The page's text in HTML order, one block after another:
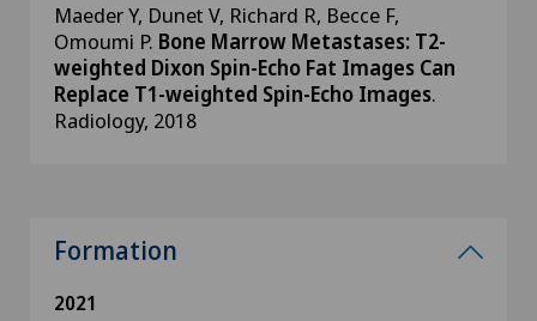
Maeder Y, Dunet V, Richard R, Becce F,
Omoumi P. Bone Marrow Metastases: T2-
weighted Dixon Spin-Echo Fat Images Can
Replace T1-weighted Spin-Echo Images.
Radiology, 2018
Formation
2021